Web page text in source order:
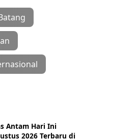
Antam Hari Ini
2026 Terbaru di